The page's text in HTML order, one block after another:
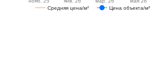
Средняя цена/м² Цена объекта/м²